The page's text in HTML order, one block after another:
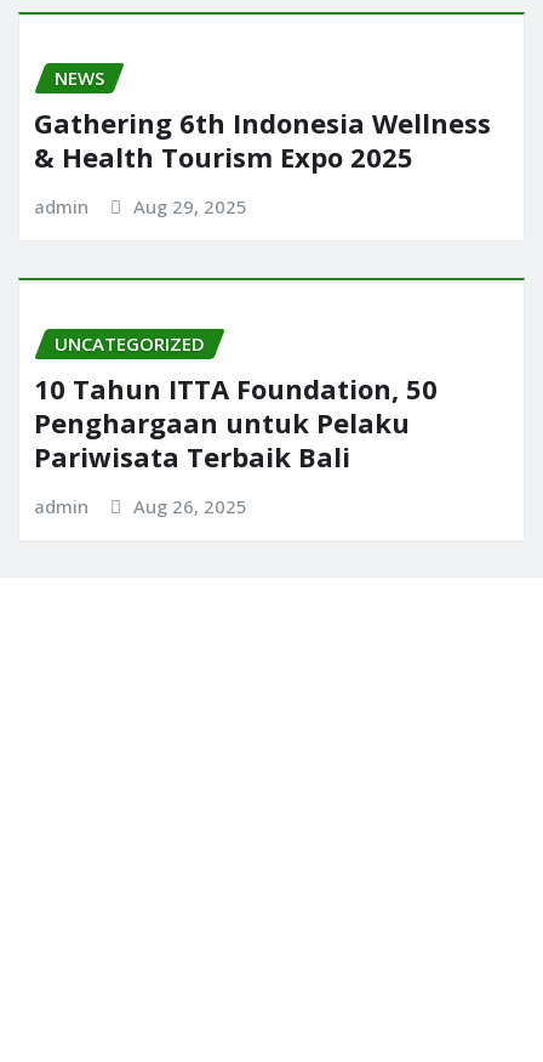
NEWS
Gathering 6th Indonesia Wellness
& Health Tourism Expo 2025
admin Aug 29, 2025
UNCATEGORIZED
10 Tahun ITTA Foundation, 50
Penghargaan untuk Pelaku
Pariwisata Terbaik Bali
admin Aug 26, 2025